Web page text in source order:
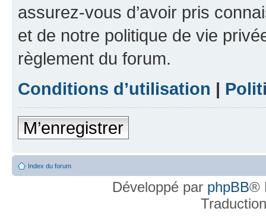
assurez-vous d’avoir pris
et de notre politique de vie
règlement du forum.
Conditions d’utilisation |
M’enregistrer
Index du forum
Développé par phpBB®